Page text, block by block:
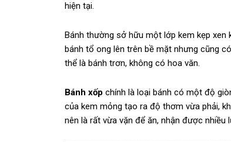
hiện tại.
Bánh thường sở hữu một lớp kem kẹp
bánh tổ ong lên trên bề mặt nhưng cũng
thể là bánh trơn, không có hoa văn.
Bánh xốp chính là loại bánh có một độ
của kem mỏng tạo ra độ thơm vừa phải,
nên là rất vừa vặn để ăn, nhận được nhiều